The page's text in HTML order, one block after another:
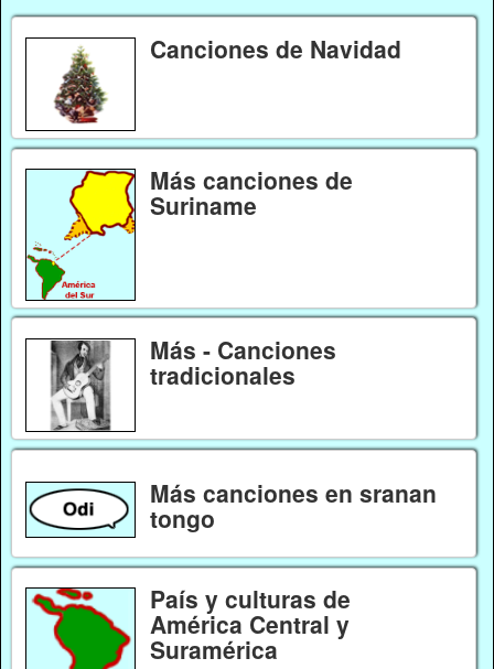
Canciones de Navidad
Más canciones de
Suriname
Más - Canciones
tradicionales
Más canciones en sranan
tongo
País y culturas de
América Central y
Suramérica